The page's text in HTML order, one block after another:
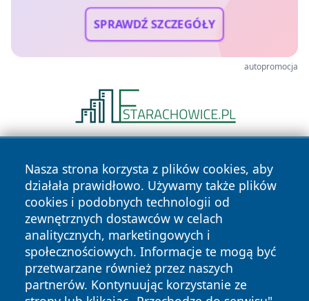
SPRAWDŹ SZCZEGÓŁY
autopromocja
Nasza strona korzysta z plików cookies, aby
działała prawidłowo. Używamy także plików
cookies i podobnych technologii od
zewnętrznych dostawców w celach
analitycznych, marketingowych i
społecznościowych. Informacje te mogą być
przetwarzane również przez naszych
partnerów. Kontynuując korzystanie ze
Copyright © 2026 kielceinfo.pl Wszystkie prawa zastrzeżone.
News Autorzy
Polityka
Polityka